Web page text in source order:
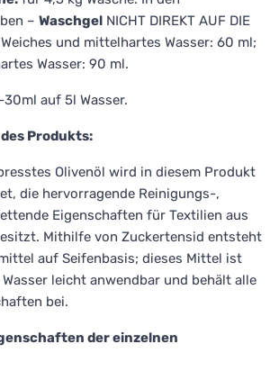
– Waschgel NICHT DIREKT AUF DIE
Weiches und mittelhartes Wasser: 60 ml;
Wasser: 90 ml.
30ml auf 5l Wasser.
Produkts:
Olivenöl wird in diesem Produkt
die hervorragende Reinigungs-,
Eigenschaften für Textilien aus
Mithilfe von Zuckertensid entsteht
auf Seifenbasis; dieses Mittel ist
leicht anwendbar und behält alle
bei.
der einzelnen